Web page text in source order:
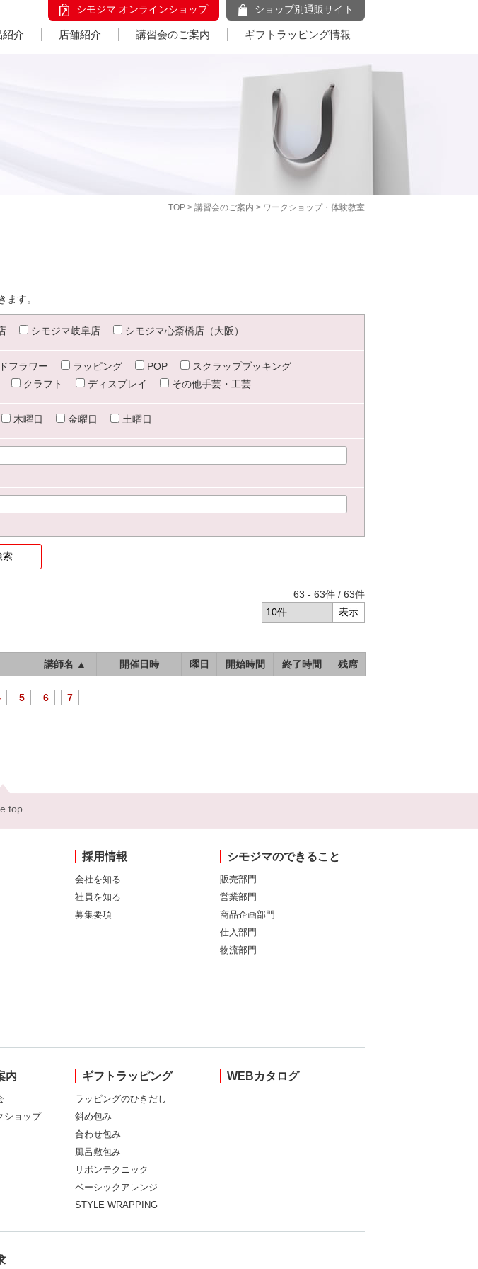
シモジマ オンラインショップ ショップ別通販サイト
紹介 店舗紹介 講習会のご案内 ギフトラッピング情報
TOP > 講習会のご案内 > ワークショップ・体験教室
す。
シモジマ岐阜店 シモジマ心斎橋店（大阪）
フラワー ラッピング POP
スクラップブッキング
クラフト ディスプレイ その他手芸・工芸
木曜日 金曜日 土曜日
63 - 63件 / 63件
講師名 ▲ 開催日時 曜日 開始時間 終了時間 残席
5 6 7
top
採用情報
会社を知る
社員を知る
募集要項
シモジマのできること
販売部門
営業部門
商品企画部門
仕入部門
物流部門
内
ショップ
ギフトラッピング
ラッピングのひきだし
斜め包み
合わせ包み
風呂敷包み
リボンテクニック
ベーシックアレンジ
STYLE WRAPPING
WEBカタログ